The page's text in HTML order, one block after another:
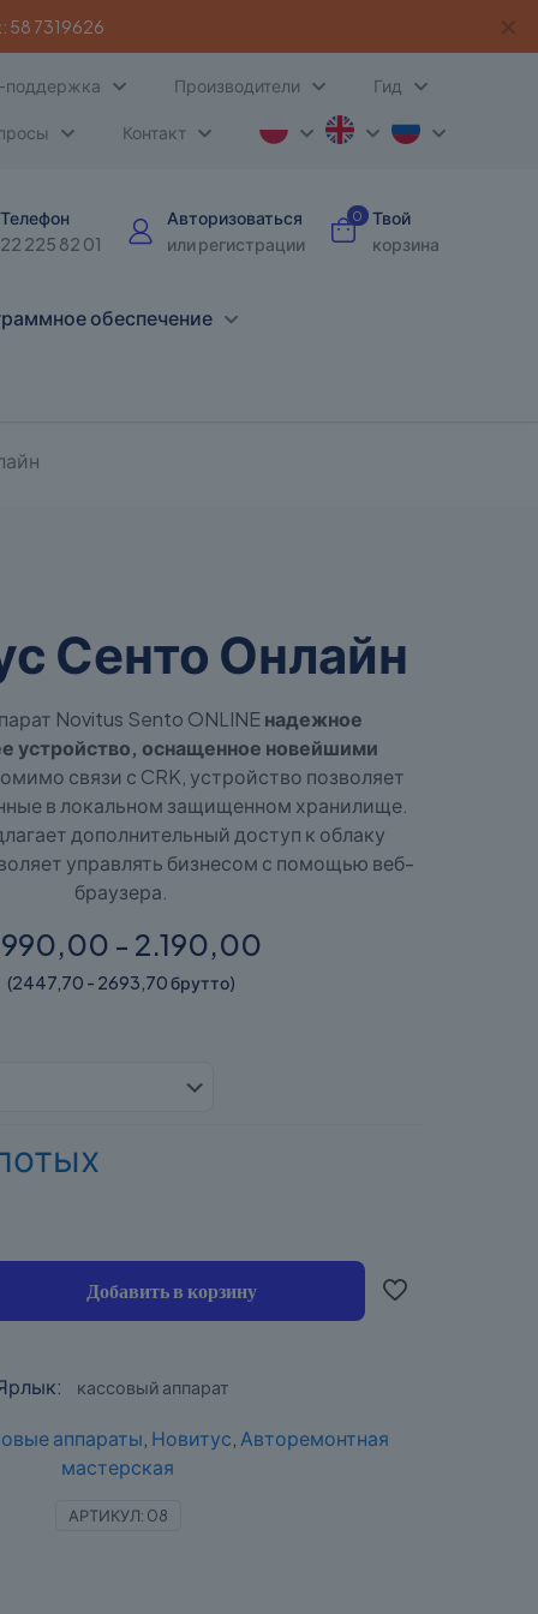
58 7319626 ✕
Производители Гид
Контакт
Телефон
22 225 82 01
Авторизоваться
или регистрации
0
Твой
корзина
обеспечение
Сенто Онлайн
Novitus Sento ONLINEнадежное
устройство, оснащенное новейшими
связи с CRK, устройство позволяет
в локальном защищенном хранилище.
дополнительный доступ к облаку
управлять бизнесом с помощью веб-
браузера.
- 2.190,00
(2447,70 - 2693,70 брутто)
Добавить в корзину
кассовый аппарат
аппараты Новитус Авторемонтная
мастерская
АРТИКУЛ: 08